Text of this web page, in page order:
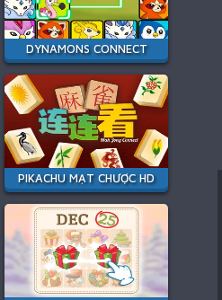
DYNAMONS CONNECT
PIKACHU MẠT CHƯỢC HD